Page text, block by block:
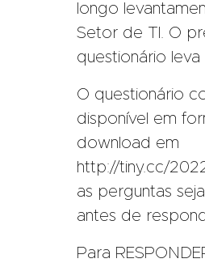
longo
Setor de TI. O
questionário leva
O questionário
disponível em
download em
http://tiny.cc/
as perguntas
antes de
Para